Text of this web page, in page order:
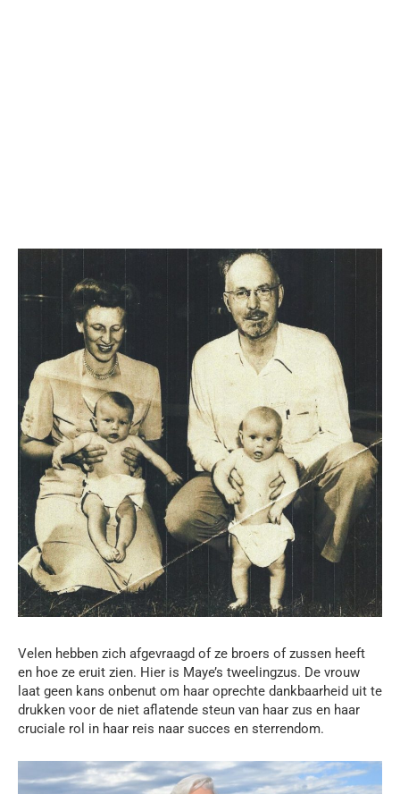
Velen hebben zich afgevraagd of ze broers of zussen heeft
en hoe ze eruit zien. Hier is Maye’s tweelingzus. De vrouw
laat geen kans onbenut om haar oprechte dankbaarheid uit te
drukken voor de niet aflatende steun van haar zus en haar
cruciale rol in haar reis naar succes en sterrendom.